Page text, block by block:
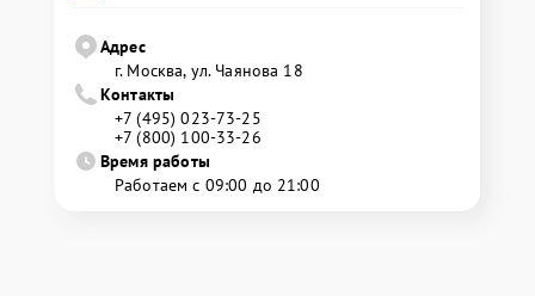
Адрес
г. Москва, ул. Чаянова 18
Контакты
+7 (495) 023-73-25
+7 (800) 100-33-26
Время работы
Работаем с 09:00 до 21:00